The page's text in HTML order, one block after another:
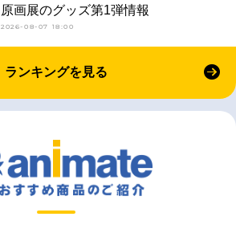
原画展のグッズ第1弾情報
2026-08-07 18:00
ランキングを見る